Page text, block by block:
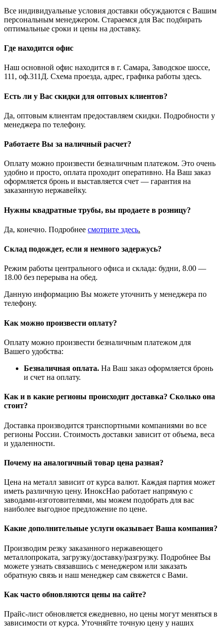
Все индивидуальные условия доставки обсуждаются с Вашим
персональным менеджером. Стараемся для Вас подбирать
оптимальные сроки и цены на доставку.
Где находится офис
Наш основной офис находится в г. Самара, Заводское шоссе,
111, оф.311Д. Схема проезда, адрес, графика работы здесь.
Есть ли у Вас скидки для оптовых клиентов?
Да, оптовым клиентам предоставляем скидки. Подробности у
менеджера по телефону.
Работаете Вы за наличный расчет?
Оплату можно произвести безналичным платежом. Это очень
удобно и просто, оплата проходит оперативно. На Ваш заказ
оформляется бронь и выставляется счет — гарантия на
заказанную нержавейку.
Нужны квадратные трубы, вы продаете в розницу?
Да, конечно. Подробнее смотрите здесь.
Склад подождет, если я немного задержусь?
Режим работы центрального офиса и склада: будни, 8.00 —
18.00 без перерыва на обед.
Данную информацию Вы можете уточнить у менеджера по
телефону.
Как можно произвести оплату?
Оплату можно произвести безналичным платежом для
Вашего удобства:
Безналичная оплата. На Ваш заказ оформляется бронь
и счет на оплату.
Как и в какие регионы происходит доставка? Сколько она
стоит?
Доставка производится транспортными компаниями во все
регионы России. Стоимость доставки зависит от объема, веса
и удаленности.
Почему на аналогичный товар цена разная?
Цена на металл зависит от курса валют. Каждая партия может
иметь различную цену. ИноксНао работает напрямую с
заводами-изготовителями, мы можем подобрать для вас
наиболее выгодное предложение по цене.
Какие дополнительные услуги оказывает Ваша компания?
Производим резку заказанного нержавеющего
металлопроката, загрузку/доставку/разгрузку. Подробнее Вы
можете узнать связавшись с менеджером или заказать
обратную связь и наш менеджер сам свяжется с Вами.
Как часто обновляются цены на сайте?
Прайс-лист обновляется ежедневно, но цены могут меняться в
зависимости от курса. Уточняйте точную цену у наших